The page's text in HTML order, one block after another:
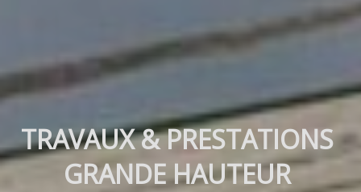
TRAVAUX & PRESTATIONS
GRANDE HAUTEUR